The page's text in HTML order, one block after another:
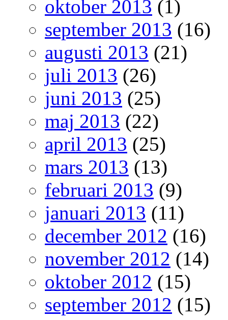
oktober 2013 (1)
september 2013 (16)
augusti 2013 (21)
juli 2013 (26)
juni 2013 (25)
maj 2013 (22)
april 2013 (25)
mars 2013 (13)
februari 2013 (9)
januari 2013 (11)
december 2012 (16)
november 2012 (14)
oktober 2012 (15)
september 2012 (15)